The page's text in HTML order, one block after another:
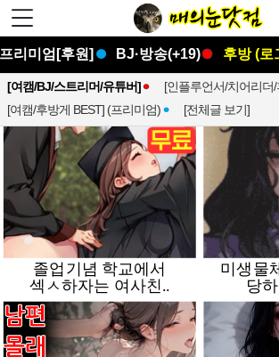
프리미엄[후원] BJ·방송(+19) 후방 (로
[여캠/BJ/스트리머/유튜버]
[인플루언서/치어리더/
[여캠/후방게 BEST] (프리미엄)
[전체글 보기]